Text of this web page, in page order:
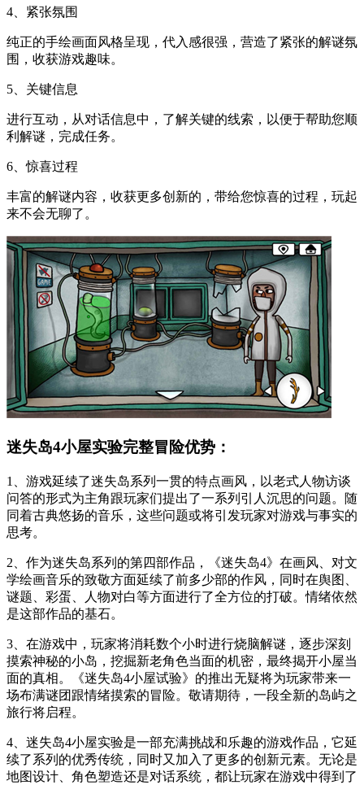
4、紧张氛围
纯正的手绘画面风格呈现，代入感很强，营造了紧张的解谜氛
围，收获游戏趣味。
5、关键信息
进行互动，从对话信息中，了解关键的线索，以便于帮助您顺
利解谜，完成任务。
6、惊喜过程
丰富的解谜内容，收获更多创新的，带给您惊喜的过程，玩起
来不会无聊了。
迷失岛4小屋实验完整冒险优势：
1、游戏延续了迷失岛系列一贯的特点画风，以老式人物访谈
问答的形式为主角跟玩家们提出了一系列引人沉思的问题。随
同着古典悠扬的音乐，这些问题或将引发玩家对游戏与事实的
思考。
2、作为迷失岛系列的第四部作品，《迷失岛4》在画风、对文
学绘画音乐的致敬方面延续了前多少部的作风，同时在舆图、
谜题、彩蛋、人物对白等方面进行了全方位的打破。情绪依然
是这部作品的基石。
3、在游戏中，玩家将消耗数个小时进行烧脑解谜，逐步深刻
摸索神秘的小岛，挖掘新老角色当面的机密，最终揭开小屋当
面的真相。《迷失岛4小屋试验》的推出无疑将为玩家带来一
场布满谜团跟情绪摸索的冒险。敬请期待，一段全新的岛屿之
旅行将启程。
4、迷失岛4小屋实验是一部充满挑战和乐趣的游戏作品，它延
续了系列的优秀传统，同时又加入了更多的创新元素。无论是
地图设计、角色塑造还是对话系统，都让玩家在游戏中得到了